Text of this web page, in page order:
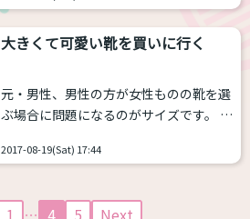
のような洋服を作るだけでは悩みの解決
にはならない。（...
なぜ、アパレル界ではメンズ、レディー
スと「男女」がカテゴリーで分けられる
らないのか。この疑問を問い直すことが
目的だ。 東大教授の安冨さんは、「男女
だった価値観や発想を考え直すことで、
ファッション業界に新しい風が吹き込ん
安田講堂で...
大きくて可愛い靴を買いに行く
元・男性、男性の方が女性ものの靴を選
ぶ場合に問題になるのがサイズです。 靴
ります 女性ものの場合はたいてい22cm
イズ展開をしていないメーカーだと
2017-08-19(Sat) 17:44
1 … 4 5 Next